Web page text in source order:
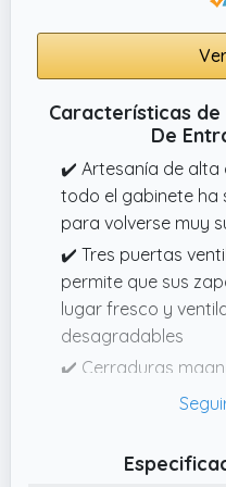
Características
De
✔️ Artesanía de alta
todo el gabinete ha
para volverse muy
✔️ Tres puertas
permite que sus
lugar fresco y
desagradables
✔️ Cerraduras
tiene un cierre
✔️ Con cajón